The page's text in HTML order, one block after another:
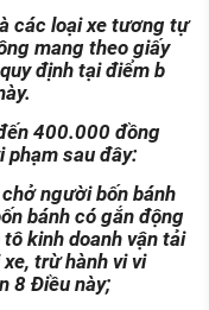
các loại xe tương tự
mang theo giấy
định tại điểm b
400.000 đồng
phạm sau đây:
người bốn bánh
bánh có gắn động
kinh doanh vận tải
trừ hành vi vi
8 Điều này;